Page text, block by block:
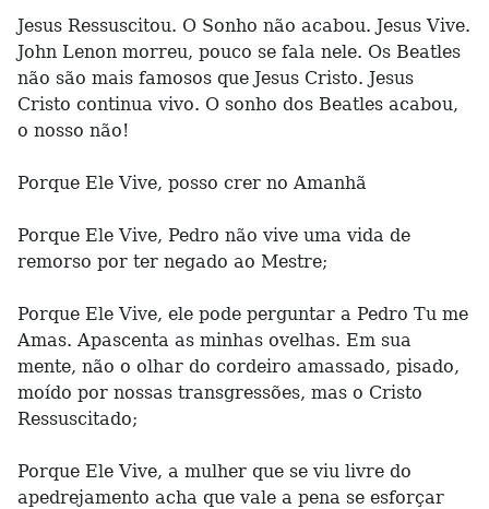
Jesus Ressuscitou. O Sonho não acabou. Jesus Vive.
John Lenon morreu, pouco se fala nele. Os Beatles
não são mais famosos que Jesus Cristo. Jesus
Cristo continua vivo. O sonho dos Beatles acabou,
o nosso não!
Porque Ele Vive, posso crer no Amanhã
Porque Ele Vive, Pedro não vive uma vida de
remorso por ter negado ao Mestre;
Porque Ele Vive, ele pode perguntar a Pedro Tu me
Amas. Apascenta as minhas ovelhas. Em sua
mente, não o olhar do cordeiro amassado, pisado,
moído por nossas transgressões, mas o Cristo
Ressuscitado;
Porque Ele Vive, a mulher que se viu livre do
apedrejamento acha que vale a pena se esforçar